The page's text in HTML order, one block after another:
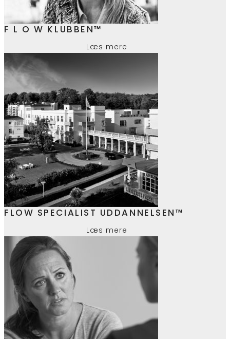
F L O W KLUBBEN™
Læs mere
FLOW SPECIALIST UDDANNELSEN™
Læs mere